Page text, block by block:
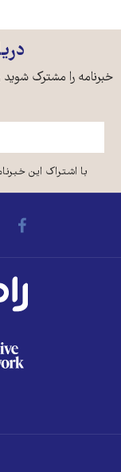
خبرنامه را مشترک شوید
با اشتراک این